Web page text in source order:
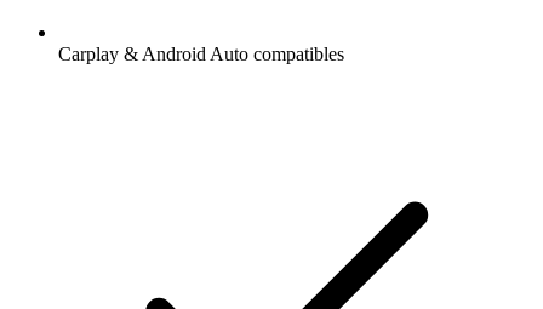
Carplay & Android Auto compatibles